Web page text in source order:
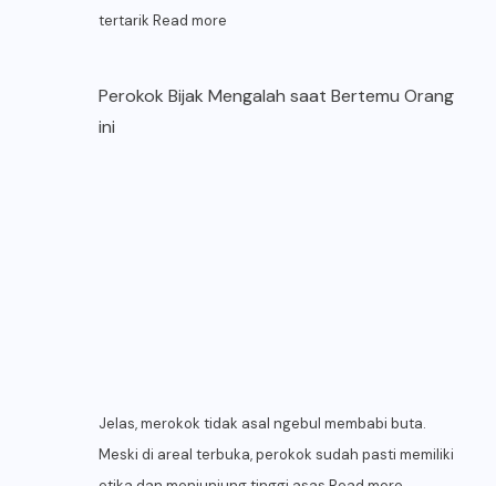
tertarik Read more
Perokok Bijak Mengalah saat Bertemu Orang
ini
Jelas, merokok tidak asal ngebul membabi buta.
Meski di areal terbuka, perokok sudah pasti memiliki